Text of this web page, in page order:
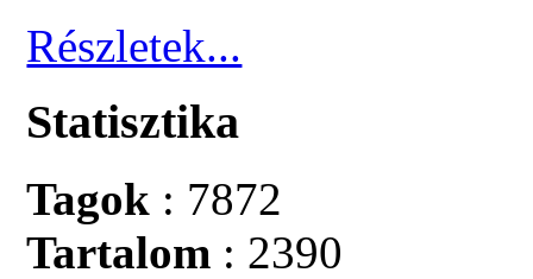
Részletek...
Statisztika
Tagok : 7872
Tartalom : 2390